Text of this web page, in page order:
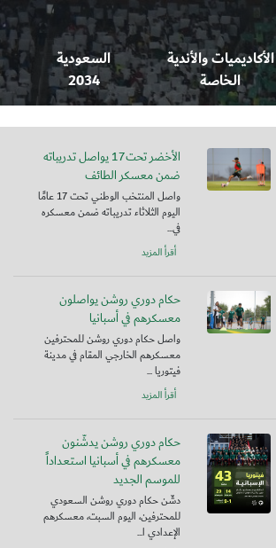
الأكاديميات والأندية
الخاصة
السعودية
2034
الأخضر تحت17 يواصل تدريباته
ضمن معسكر الطائف
واصل المنتخب الوطني تحت 17 عامًا
اليوم الثلاثاء تدريباته ضمن معسكره
في...
أقرأ المزيد
حكام دوري روشن يواصلون
معسكرهم في أسبانيا
واصل حكام دوري روشن للمحترفين
معسكرهم الخارجي المقام في مدينة
فيتوريا ...
أقرأ المزيد
حكام دوري روشن يدشّنون
معسكرهم في أسبانيا استعداداً
للموسم الجديد
دشّن حكام دوري روشن السعودي
للمحترفين، اليوم السبت، معسكرهم
الإعدادي ا...